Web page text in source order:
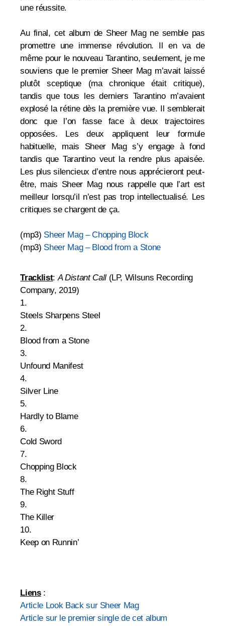
une réussite.
Au final, cet album de Sheer Mag ne semble pas
promettre une immense révolution. Il en va de
même pour le nouveau Tarantino, seulement, je me
souviens que le premier Sheer Mag m’avait laissé
plutôt sceptique (ma chronique était critique),
tandis que tous les derniers Tarantino m’avaient
explosé la rétine dès la première vue. Il semblerait
donc que l’on fasse face à deux trajectoires
opposées. Les deux appliquent leur formule
habituelle, mais Sheer Mag s’y engage à fond
tandis que Tarantino veut la rendre plus apaisée.
Les plus silencieux d’entre nous apprécieront peut-
être, mais Sheer Mag nous rappelle que l’art est
meilleur lorsqu’il n’est pas trop intellectualisé. Les
critiques se chargent de ça.
(mp3) Sheer Mag – Chopping Block
(mp3) Sheer Mag – Blood from a Stone
Tracklist:A Distant Call(LP, Wilsuns Recording
Company, 2019)
1.
Steels Sharpens Steel
2.
Blood from a Stone
3.
Unfound Manifest
4.
Silver Line
5.
Hardly to Blame
6.
Cold Sword
7.
Chopping Block
8.
The Right Stuff
9.
The Killer
10.
Keep on Runnin’
Liens:
Article Look Back sur Sheer Mag
Article sur le premier single de cet album